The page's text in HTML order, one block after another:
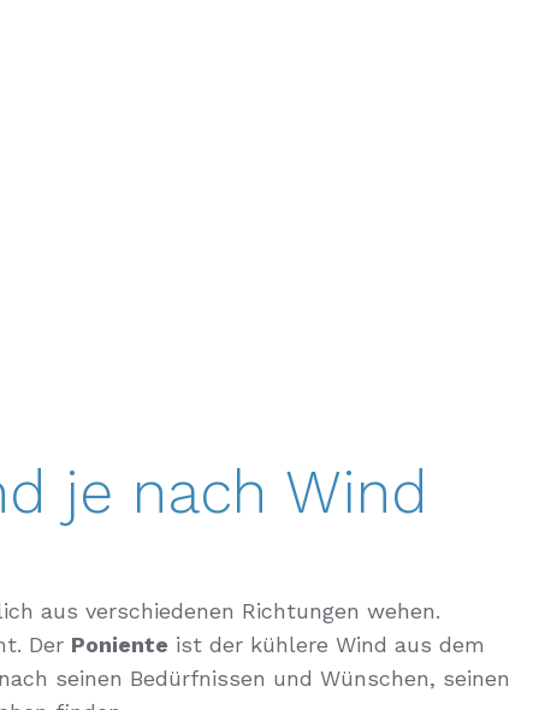
je nach Wind
aus verschiedenen Richtungen wehen.
Der Poniente ist der kühlere Wind aus dem
seinen Bedürfnissen und Wünschen, seinen